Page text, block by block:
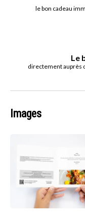
le bon cadeau
Le
directement auprès
Images